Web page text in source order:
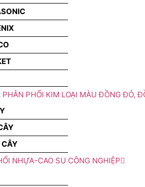
PHỐI KIM LOẠI MÀU ĐỒNG ĐỎ,
NHỰA-CAO SU CÔNG NGHIỆP